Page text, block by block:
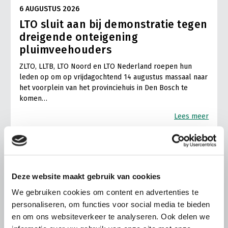
Deze website maakt gebruik van cookies
We gebruiken cookies om content en advertenties te
personaliseren, om functies voor social media te bieden
en om ons websiteverkeer te analyseren. Ook delen we
6 AUGUSTUS 2026
LTO sluit aan bij demonstratie tegen
dreigende onteigening
pluimveehouders
ZLTO, LLTB, LTO Noord en LTO Nederland roepen hun
leden op om op vrijdagochtend 14 augustus massaal naar
het voorplein van het provinciehuis in Den Bosch te
komen…
Lees meer